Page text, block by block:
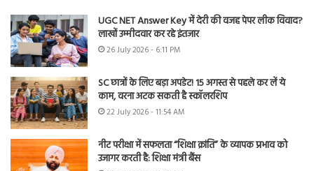
UGC NET Answer Key में देरी की वजह पेपर लीक विवाद?
लाखों उम्मीदवार कर रहे इंतजार
26 July 2026 - 6:11 PM
SC छात्रों के लिए बड़ा अपडेट! 15 अगस्त से पहले कर लें ये
काम, वरना अटक सकती है स्कॉलरशिप
22 July 2026 - 11:54 AM
नीट परीक्षा में सफलता “शिक्षा क्रांति” के व्यापक प्रभाव को
उजागर करती है: शिक्षा मंत्री बैंस